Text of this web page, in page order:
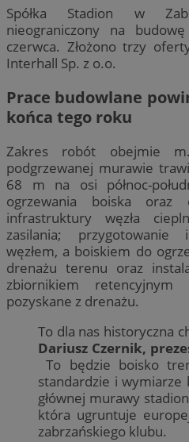
Spółka Stadion w
nieograniczony na
czerwca. Złożono trzy
Interhall Sp. z o.o.
Prace budowlane
końca tego roku
Zakres robót obejmie
podgrzewanej murawie
68 m na osi północ-
ogrzewania boiska oraz
infrastruktury węzła
zasilania; przygotowanie
węzłem, a boiskiem do
drenażu terenu oraz
zbiornikiem
pozyskane z drenażu.
To dla nas historyczna
Dariusz Czernik,
To będzie boisko
standardzie i wymiarze
głównej murawy
która ugruntuje
zabrzańskiego klubu.